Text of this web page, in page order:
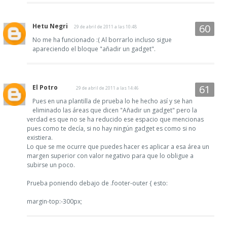
Hetu Negri 29 de abril de 2011 a las 10:48
No me ha funcionado :( Al borrarlo incluso sigue
apareciendo el bloque "añadir un gadget".
El Potro 29 de abril de 2011 a las 14:46
Pues en una plantilla de prueba lo he hecho así y se han
eliminado las áreas que dicen "Añadir un gadget" pero la
verdad es que no se ha reducido ese espacio que mencionas
pues como te decía, si no hay ningún gadget es como si no
existiera.
Lo que se me ocurre que puedes hacer es aplicar a esa área un
margen superior con valor negativo para que lo obligue a
subirse un poco.
Prueba poniendo debajo de .footer-outer { esto:
margin-top:-300px;